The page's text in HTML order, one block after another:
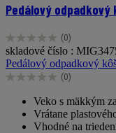
Pedálový odpadkový
(0)
0.0
z
5
hviezdičiek.
skladové číslo :
Pedálový odpadkový
(0)
0.0
hviezdičiek.
Veko s mäkkým
Vrátane
Vhodné na